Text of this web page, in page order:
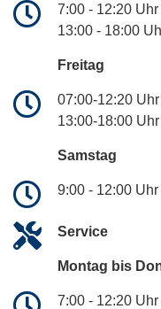
7:00 - 12:20 Uhr
13:00 - 18:00
Freitag
07:00-12:20 Uhr
13:00-18:00 Uhr
Samstag
9:00 - 12:00 Uhr
Service
Montag bis
7:00 - 12:20 Uhr